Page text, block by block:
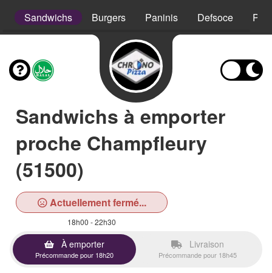
Sandwichs Burgers Paninis Defsoce
Sandwichs à emporter
proche Champfleury
(51500)
Actuellement fermé...
18h00 - 22h30
À emporter
Précommande pour 18h20
Livraison
Précommande pour 18h45